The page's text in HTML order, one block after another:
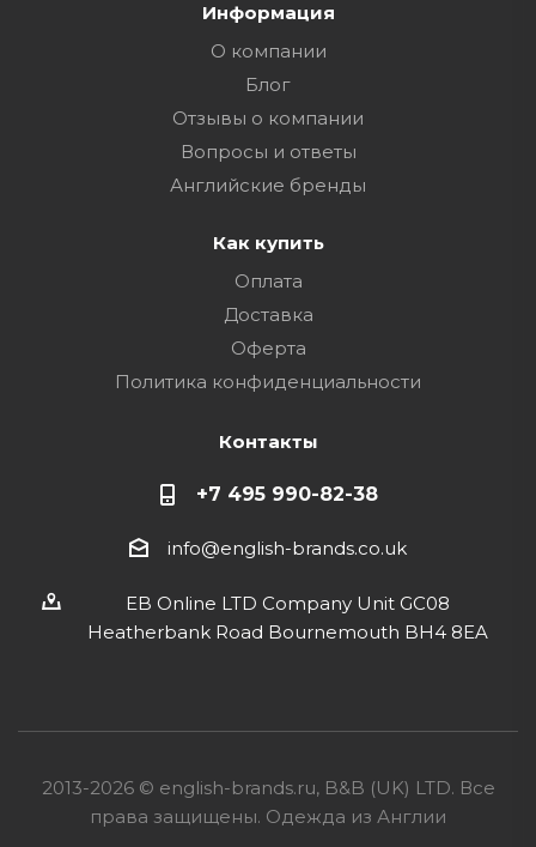
Информация
О компании
Блог
Отзывы о компании
Вопросы и ответы
Английские бренды
Как купить
Оплата
Доставка
Оферта
Политика конфиденциальности
Контакты
+7 495 990-82-38
info@english-brands.co.uk
EB Online LTD Company Unit GC08
Heatherbank Road Bournemouth BH4 8EA
2013-2026 © english-brands.ru, B&B (UK) LTD. Все
права защищены. Одежда из Англии